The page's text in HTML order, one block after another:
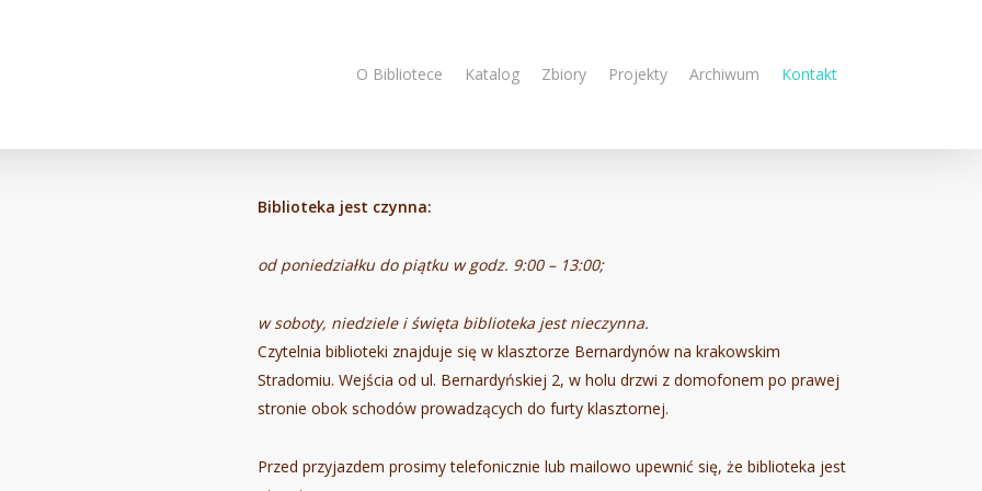
O Bibliotece Katalog Zbiory Projekty Archiwum Kontakt
Biblioteka jest czynna:
od poniedziałku do piątku w godz. 9:00 – 13:00;
w soboty, niedziele i święta biblioteka jest nieczynna.
Czytelnia biblioteki znajduje się w klasztorze Bernardynów na krakowskim
Stradomiu. Wejścia od ul. Bernardyńskiej 2, w holu drzwi z domofonem po prawej
stronie obok schodów prowadzących do furty klasztornej.
Przed przyjazdem prosimy telefonicznie lub mailowo upewnić się, że biblioteka jest